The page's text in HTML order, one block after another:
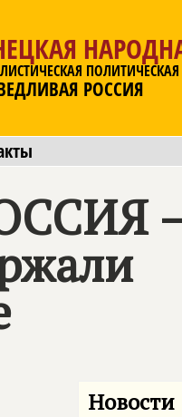
РОССИЯ
Новости